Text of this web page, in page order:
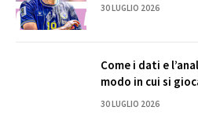
30 LUGLIO 2026
Come i dati e
modo in cui si
30 LUGLIO 2026